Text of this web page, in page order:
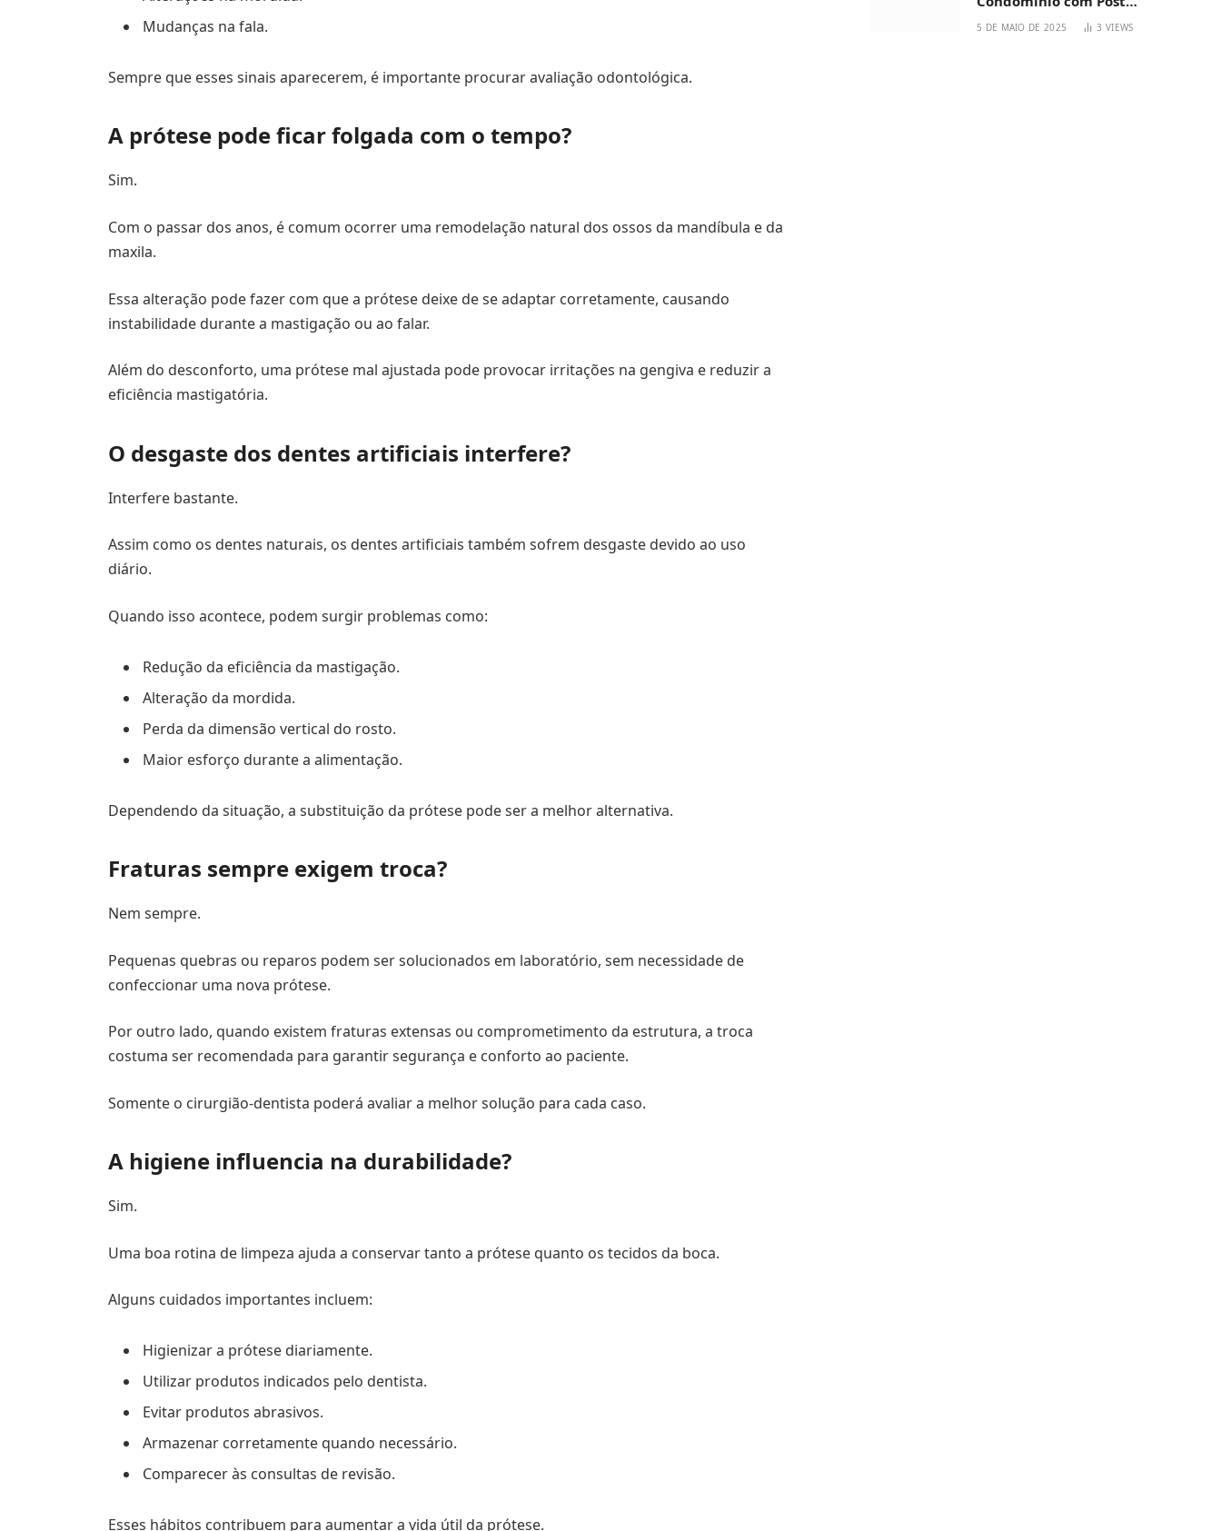
Mudanças na fala.
Sempre que esses sinais aparecerem, é importante procurar avaliação odontológica.
A prótese pode ficar folgada com o tempo?
Sim.
Com o passar dos anos, é comum ocorrer uma remodelação natural dos ossos da mandíbula e da
maxila.
Essa alteração pode fazer com que a prótese deixe de se adaptar corretamente, causando
instabilidade durante a mastigação ou ao falar.
Além do desconforto, uma prótese mal ajustada pode provocar irritações na gengiva e reduzir a
eficiência mastigatória.
O desgaste dos dentes artificiais interfere?
Interfere bastante.
Assim como os dentes naturais, os dentes artificiais também sofrem desgaste devido ao uso
diário.
Quando isso acontece, podem surgir problemas como:
Redução da eficiência da mastigação.
Alteração da mordida.
Perda da dimensão vertical do rosto.
Maior esforço durante a alimentação.
Dependendo da situação, a substituição da prótese pode ser a melhor alternativa.
Fraturas sempre exigem troca?
Nem sempre.
Pequenas quebras ou reparos podem ser solucionados em laboratório, sem necessidade de
confeccionar uma nova prótese.
Por outro lado, quando existem fraturas extensas ou comprometimento da estrutura, a troca
costuma ser recomendada para garantir segurança e conforto ao paciente.
Somente o cirurgião-dentista poderá avaliar a melhor solução para cada caso.
A higiene influencia na durabilidade?
Sim.
Uma boa rotina de limpeza ajuda a conservar tanto a prótese quanto os tecidos da boca.
Alguns cuidados importantes incluem:
Higienizar a prótese diariamente.
Utilizar produtos indicados pelo dentista.
Evitar produtos abrasivos.
Armazenar corretamente quando necessário.
Comparecer às consultas de revisão.
Esses hábitos contribuem para aumentar a vida útil da prótese.
de Aço de Alta
5 DE MAIO DE 2025 3VIEWS